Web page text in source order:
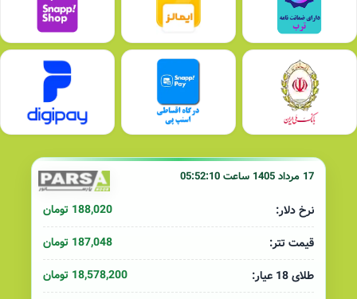
17 مرداد 1405 ساعت 05:52:10
نرخ دلار:
188,020 تومان
قیمت تتر:
187,048 تومان
طلای 18 عیار:
18,578,200 تومان